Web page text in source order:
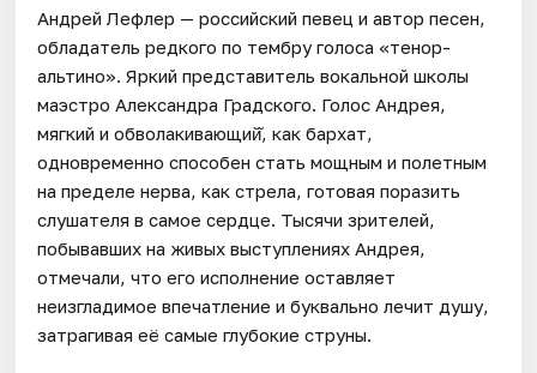
Андрей Лефлер — российский певец и автор песен,
обладатель редкого по тембру голоса «тенор-
альтино». Яркий представитель вокальной школы
маэстро Александра Градского. Голос Андрея,
мягкий и обволакивающий̆, как бархат,
одновременно способен стать мощным и полетным
на пределе нерва, как стрела, готовая поразить
слушателя в самое сердце. Тысячи зрителей,
побывавших на живых выступлениях Андрея,
отмечали, что его исполнение оставляет
неизгладимое впечатление и буквально лечит душу,
затрагивая её самые глубокие струны.